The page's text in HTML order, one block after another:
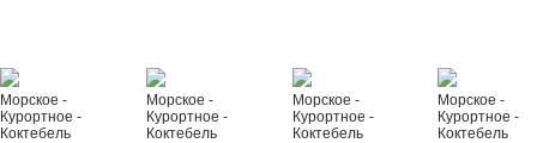
Морское -
Курортное -
Коктебель
Морское -
Курортное -
Коктебель
Морское -
Курортное -
Коктебель
Морское -
Курортное -
Коктебель